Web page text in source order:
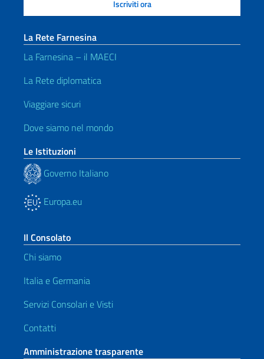
La Rete Farnesina
La Farnesina – il MAECI
La Rete diplomatica
Viaggiare sicuri
Dove siamo nel mondo
Le Istituzioni
Governo Italiano
Europa.eu
Il Consolato
Chi siamo
Italia e Germania
Servizi Consolari e Visti
Contatti
Amministrazione trasparente